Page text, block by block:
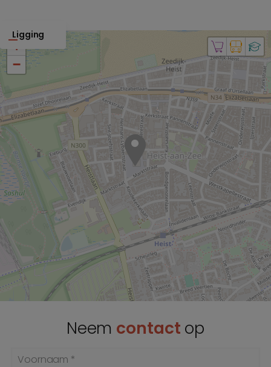
Ligging
+
−
Neem contact op
Voornaam *